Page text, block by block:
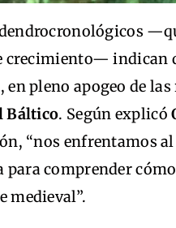
crecimiento— indican
, en pleno apogeo de
Báltico. Según explicó
“nos enfrentamos
comprender
medieval”.